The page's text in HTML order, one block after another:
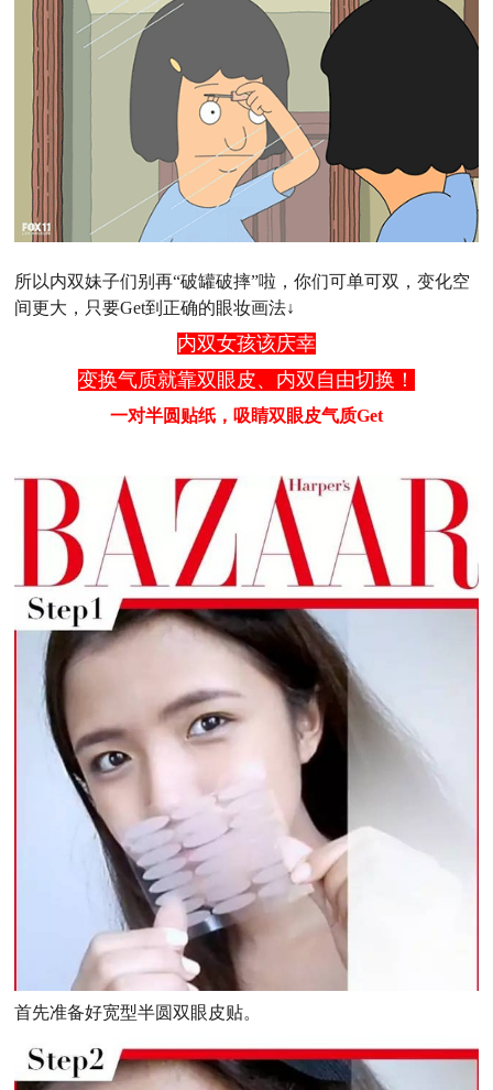
所以内双妹子们别再“破罐破摔”啦，你们可单可双，变化空
间更大，只要Get到正确的眼妆画法↓
内双女孩该庆幸
变换气质就靠双眼皮、内双自由切换！
一对半圆贴纸，吸睛双眼皮气质Get
首先准备好宽型半圆双眼皮贴。